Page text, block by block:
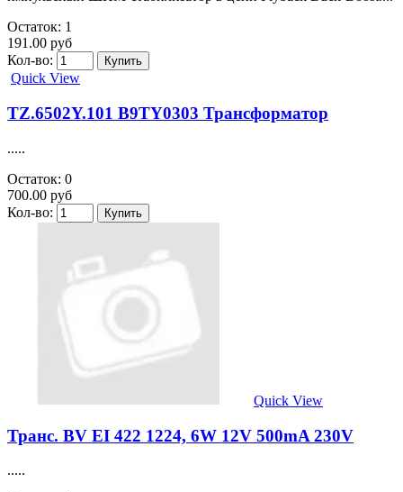
Остаток: 1
191.00 руб
Кол-во:
Quick View
TZ.6502Y.101 B9TY0303 Трансформатор
.....
Остаток: 0
700.00 руб
Кол-во:
Quick View
Транс. BV EI 422 1224, 6W 12V 500mA 230V
.....